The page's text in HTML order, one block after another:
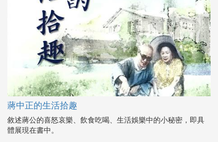
蔣中正的生活拾趣
敘述蔣公的喜怒哀樂、飲食吃喝、生活娛樂中的小秘密，即具
體展現在書中。